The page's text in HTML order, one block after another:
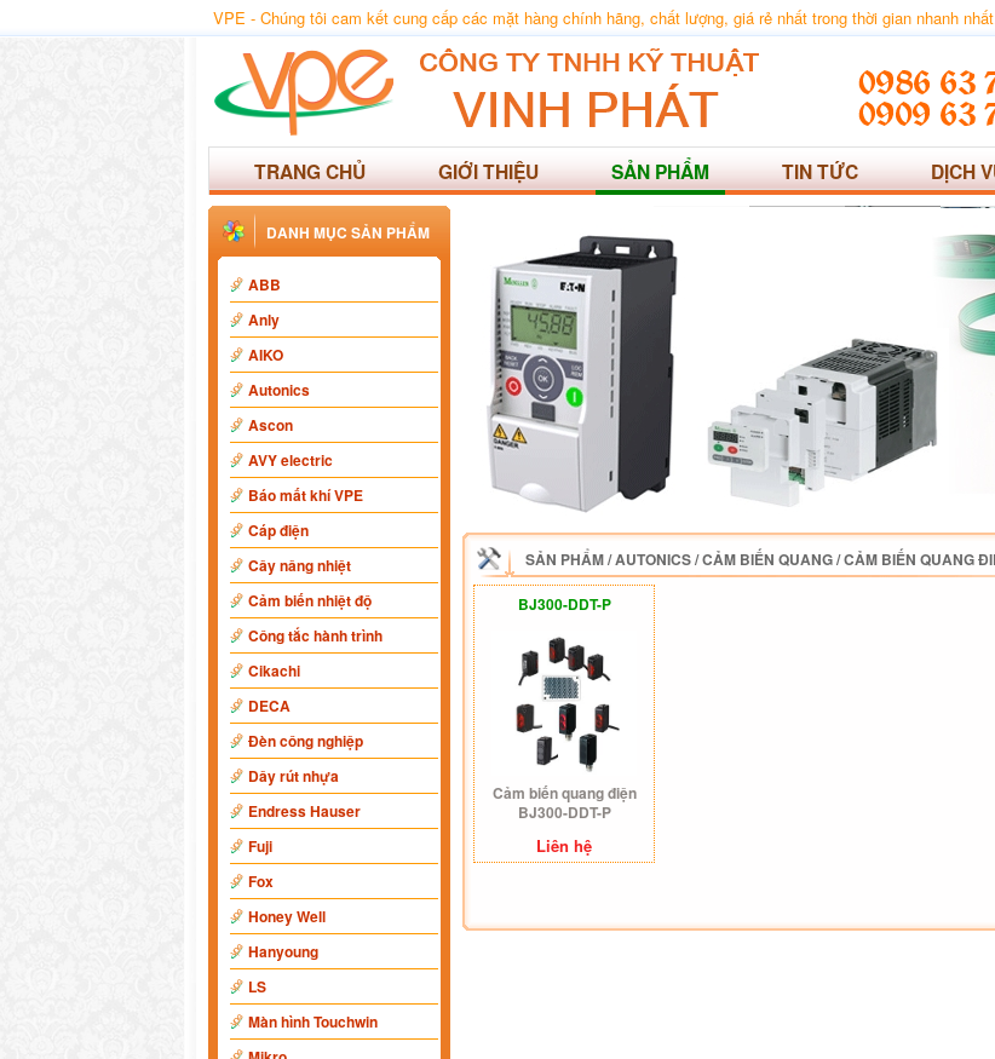
VPE - Chúng tôi cam kết cung cấp các mặt hàng chính hãng, chất lượng, giá rẻ nhất trong thời gian nhanh
TRANG CHỦ GIỚI THIỆU SẢN PHẨM TIN TỨC DỊCH
DANH MỤC SẢN PHẨM
ABB
Anly
AIKO
Autonics
Ascon
AVY electric
Báo mất khí VPE
Cáp điện
Cây nâng nhiệt
Cảm biến nhiệt độ
Công tắc hành trình
Cikachi
DECA
Đèn công nghiệp
Dây rút nhựa
Endress Hauser
Fuji
Fox
Honey Well
Hanyoung
LS
Màn hình Touchwin
SẢN PHẨM/AUTONICS/CẢM BIẾN QUANG/CẢM BIẾN QUANG
BJ300-DDT-P
Cảm biến quang điện
BJ300-DDT-P
Liên hệ